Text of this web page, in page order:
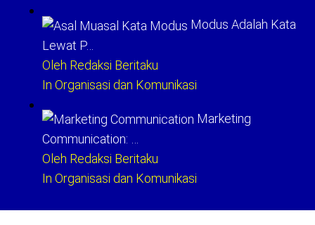
Modus Adalah Kata
Lewat P…
Oleh Redaksi Beritaku
In Organisasi dan Komunikasi
Marketing
Communication: …
Oleh Redaksi Beritaku
In Organisasi dan Komunikasi